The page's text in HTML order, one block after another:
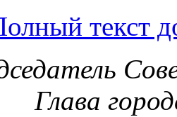
текст
Глава